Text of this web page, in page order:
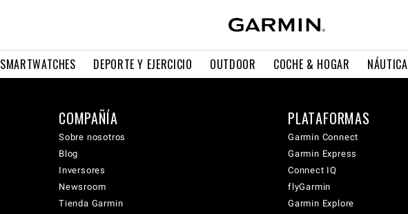
SMARTWATCHES DEPORTE Y EJERCICIO OUTDOOR COCHE & HOGAR NÁUTICA
COMPAÑÍA
Sobre nosotros
Blog
Inversores
Newsroom
Tienda Garmin
PLATAFORMAS
Garmin Connect
Garmin Express
Connect IQ
flyGarmin
Garmin Explore